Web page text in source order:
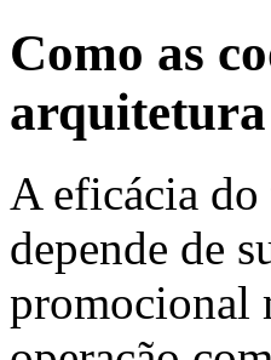
Como as
A eficácia do
depende de
promocional